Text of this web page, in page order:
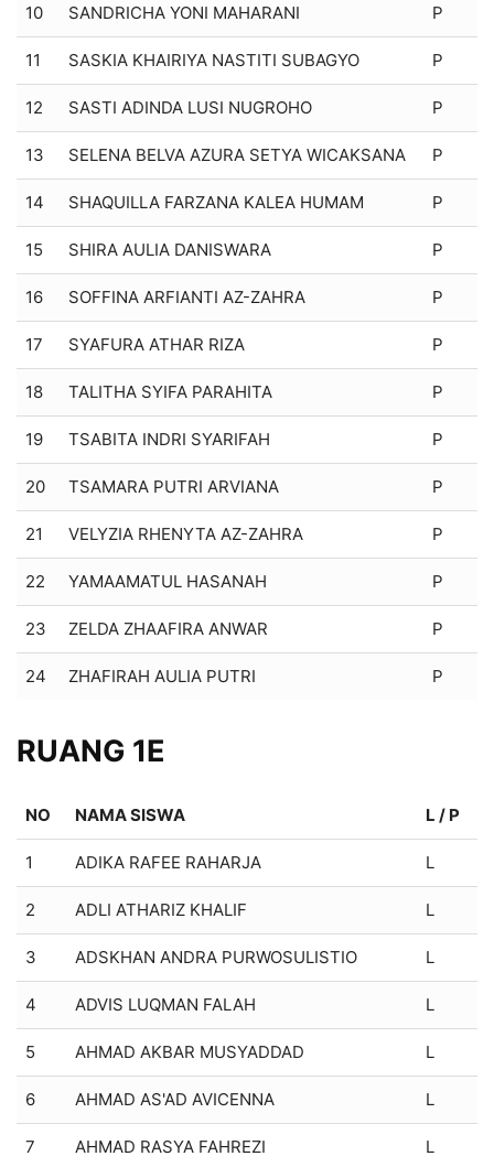
10 SANDRICHA YONI MAHARANI P
11 SASKIA KHAIRIYA NASTITI SUBAGYO P
12 SASTI ADINDA LUSI NUGROHO P
13 SELENA BELVA AZURA SETYA WICAKSANA P
14 SHAQUILLA FARZANA KALEA HUMAM P
15 SHIRA AULIA DANISWARA P
16 SOFFINA ARFIANTI AZ-ZAHRA P
17 SYAFURA ATHAR RIZA P
18 TALITHA SYIFA PARAHITA P
19 TSABITA INDRI SYARIFAH P
20 TSAMARA PUTRI ARVIANA P
21 VELYZIA RHENYTA AZ-ZAHRA P
22 YAMAAMATUL HASANAH P
23 ZELDA ZHAAFIRA ANWAR P
24 ZHAFIRAH AULIA PUTRI P
RUANG 1E
NO NAMA SISWA L / P
1 ADIKA RAFEE RAHARJA L
2 ADLI ATHARIZ KHALIF L
3 ADSKHAN ANDRA PURWOSULISTIO L
4 ADVIS LUQMAN FALAH L
5 AHMAD AKBAR MUSYADDAD L
6 AHMAD AS'AD AVICENNA L
7 AHMAD RASYA FAHREZI L